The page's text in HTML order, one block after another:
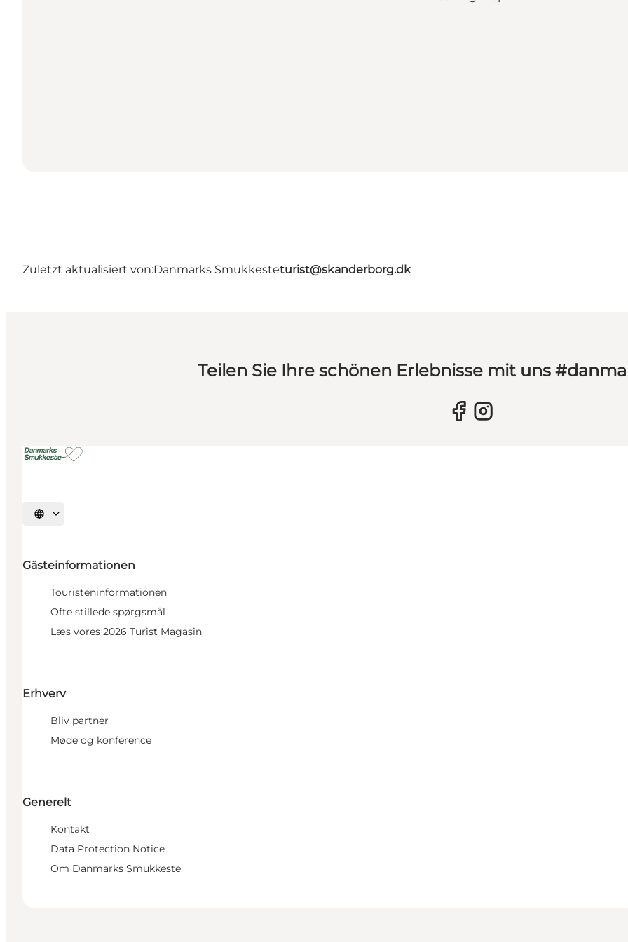
Zuletzt aktualisiert von:Danmarks Smukkesteturist@skanderborg.dk
Teilen Sie Ihre schönen Erlebnisse mit uns
Sprache auswählen
Gästeinformationen
Touristeninformationen
Ofte stillede spørgsmål
Læs vores 2026 Turist Magasin
Erhverv
Bliv partner
Møde og konference
Generelt
Kontakt
Data Protection Notice
Om Danmarks Smukkeste